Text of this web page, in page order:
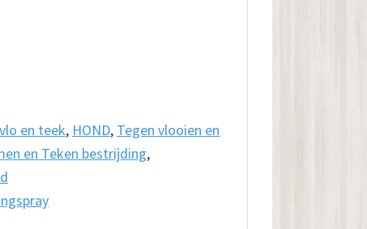
en teek, HOND, Tegen vlooien en
en Teken bestrijding,